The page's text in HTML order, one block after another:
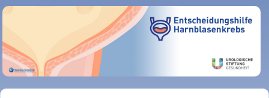
Direkt zum Inhalt